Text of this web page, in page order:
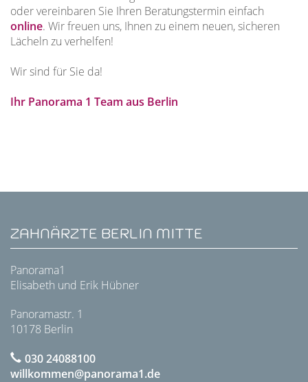
oder vereinbaren Sie Ihren Beratungstermin einfach
online. Wir freuen uns, Ihnen zu einem neuen, sicheren
Lächeln zu verhelfen!
Wir sind für Sie da!
Ihr Panorama 1 Team aus Berlin
ZAHNÄRZTE BERLIN MITTE
Panorama1
Elisabeth und Erik Hübner
Panoramastr. 1
10178 Berlin
030 24088100
willkommen@panorama1.de